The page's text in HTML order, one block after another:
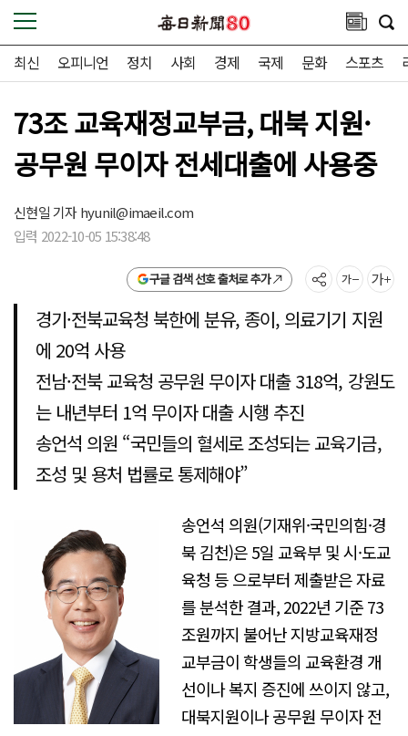
최신 오피니언 정치 사회 경제 국제 문화 스포츠
73조 교육재정교부금, 대북 지원·
공무원 무이자 전세대출에 사용중
신현일 기자hyunil@imaeil.com
입력 2022-10-05 15:38:48
구글 검색 선호 출처로 추가
경기·전북교육청 북한에 분유, 종이, 의료기기 지원
에 20억 사용
전남·전북 교육청 공무원 무이자 대출 318억, 강원도
는 내년부터 1억 무이자 대출 시행 추진
송언석 의원 “국민들의 혈세로 조성되는 교육기금,
조성 및 용처 법률로 통제해야”
송언석 의원(기재위·국민의힘·경
북 김천)은 5일 교육부 및 시·도교
육청 등 으로부터 제출받은 자료
를 분석한 결과, 2022년 기준 73
조원까지 불어난 지방교육재정
교부금이 학생들의 교육환경 개
선이나 복지 증진에 쓰이지 않고,
대북지원이나 공무원 무이자 전